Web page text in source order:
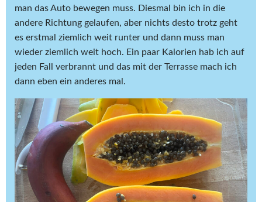
man das Auto bewegen muss. Diesmal bin ich in die
andere Richtung gelaufen, aber nichts desto trotz geht
es erstmal ziemlich weit runter und dann muss man
wieder ziemlich weit hoch. Ein paar Kalorien hab ich auf
jeden Fall verbrannt und das mit der Terrasse mach ich
dann eben ein anderes mal.